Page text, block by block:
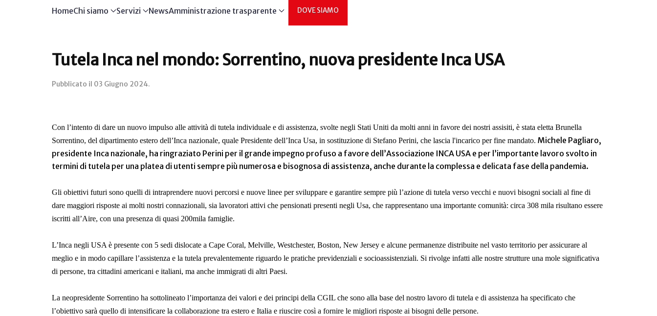
HomeChi siamo Servizi NewsAmministrazione trasparente DOVE SIAMO
Tutela Inca nel mondo: Sorrentino, nuova presidente Inca USA
Pubblicato il 03 Giugno 2024.
Con l’intento di dare un nuovo impulso alle attività di tutela individuale e di assistenza, svolte negli Stati Uniti da molti anni in favore dei nostri assisiti, è stata eletta Brunella
Sorrentino, del dipartimento estero dell’Inca nazionale, quale Presidente dell’Inca Usa, in sostituzione di Stefano Perini, che lascia l'incarico per fine mandato. Michele Pagliaro,
presidente Inca nazionale, ha ringraziato Perini per il grande impegno profuso a favore dell’Associazione INCA USA e per l’importante lavoro svolto in
termini di tutela per una platea di utenti sempre più numerosa e bisognosa di assistenza, anche durante la complessa e delicata fase della pandemia.
Gli obiettivi futuri sono quelli di intraprendere nuovi percorsi e nuove linee per sviluppare e garantire sempre più l’azione di tutela verso vecchi e nuovi bisogni sociali al fine di
dare maggiori risposte ai molti nostri connazionali, sia lavoratori attivi che pensionati presenti negli Usa, che rappresentano una importante comunità: circa 308 mila risultano essere
iscritti all’Aire, con una presenza di quasi 200mila famiglie.
L’Inca negli USA è presente con 5 sedi dislocate a Cape Coral, Melville, Westchester, Boston, New Jersey e alcune permanenze distribuite nel vasto territorio per assicurare al
meglio e in modo capillare l’assistenza e la tutela prevalentemente riguardo le pratiche previdenziali e socioassistenziali. Si rivolge infatti alle nostre strutture una mole significativa
di persone, tra cittadini americani e italiani, ma anche immigrati di altri Paesi.
La neopresidente Sorrentino ha sottolineato l’importanza dei valori e dei principi della CGIL che sono alla base del nostro lavoro di tutela e di assistenza ha specificato che
l’obiettivo sarà quello di intensificare la collaborazione tra estero e Italia e riuscire così a fornire le migliori risposte ai bisogni delle persone.